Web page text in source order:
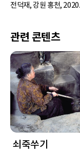
전덕재, 강원 홍천,
관련 콘텐츠
쇠죽쑤기